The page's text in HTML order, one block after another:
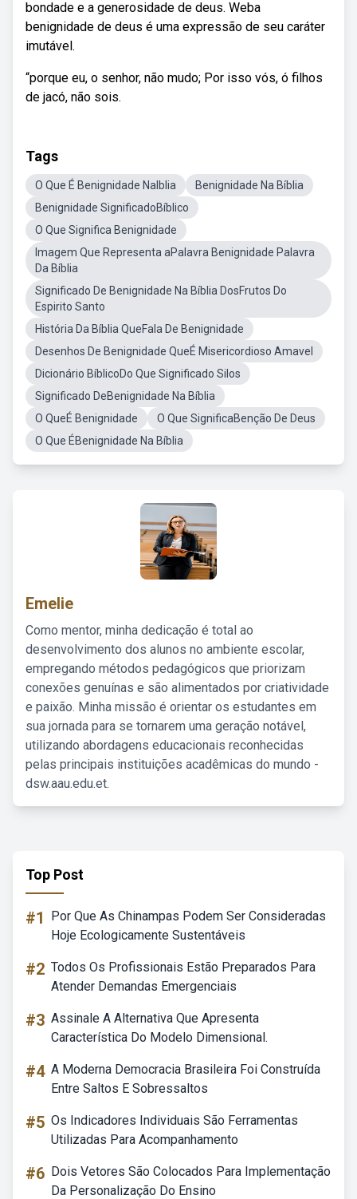
bondade e a generosidade de deus. Weba
benignidade de deus é uma expressão de seu caráter
imutável.
“porque eu, o senhor, não mudo; Por isso vós, ó filhos
de jacó, não sois.
Tags
O Que É Benignidade NaIblia
Benignidade Na Bíblia
Benignidade SignificadoBíblico
O Que Significa Benignidade
Imagem Que Representa aPalavra Benignidade Palavra
Da Bíblia
Significado De Benignidade Na Bíblia DosFrutos Do
Espirito Santo
História Da Bíblia QueFala De Benignidade
Desenhos De Benignidade QueÉ Misericordioso Amavel
Dicionário BíblicoDo Que Significado Silos
Significado DeBenignidade Na Bíblia
O QueÉ Benignidade
O Que SignificaBenção De Deus
O Que ÉBenignidade Na Bíblia
Emelie
Como mentor, minha dedicação é total ao
desenvolvimento dos alunos no ambiente escolar,
empregando métodos pedagógicos que priorizam
conexões genuínas e são alimentados por criatividade
e paixão. Minha missão é orientar os estudantes em
sua jornada para se tornarem uma geração notável,
utilizando abordagens educacionais reconhecidas
pelas principais instituições acadêmicas do mundo -
dsw.aau.edu.et.
Top Post
#1
Por Que As Chinampas Podem Ser Consideradas
Hoje Ecologicamente Sustentáveis
#2 Todos Os Profissionais Estão Preparados Para
Atender Demandas Emergenciais
#3 Assinale A Alternativa Que Apresenta
Característica Do Modelo Dimensional.
#4 A Moderna Democracia Brasileira Foi Construída
Entre Saltos E Sobressaltos
#5 Os Indicadores Individuais São Ferramentas
Utilizadas Para Acompanhamento
#6 Dois Vetores São Colocados Para Implementação
Da Personalização Do Ensino